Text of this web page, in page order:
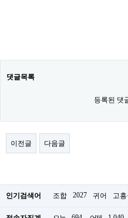
댓글목록
등록된 댓
이전글 다음글
인기검색어 조합 2027 귀어 고